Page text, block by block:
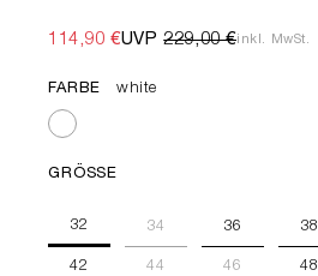
114,90 €UVP229,00 €inkl. MwSt.
FARBE white
GRÖSSE
32 34 36 38
42 44 46 48